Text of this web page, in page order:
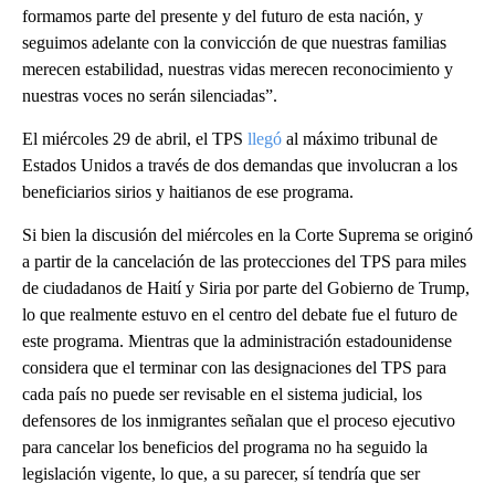
formamos parte del presente y del futuro de esta nación, y
seguimos adelante con la convicción de que nuestras familias
merecen estabilidad, nuestras vidas merecen reconocimiento y
nuestras voces no serán silenciadas”.
El miércoles 29 de abril, el TPS llegó al máximo tribunal de
Estados Unidos a través de dos demandas que involucran a los
beneficiarios sirios y haitianos de ese programa.
Si bien la discusión del miércoles en la Corte Suprema se originó
a partir de la cancelación de las protecciones del TPS para miles
de ciudadanos de Haití y Siria por parte del Gobierno de Trump,
lo que realmente estuvo en el centro del debate fue el futuro de
este programa. Mientras que la administración estadounidense
considera que el terminar con las designaciones del TPS para
cada país no puede ser revisable en el sistema judicial, los
defensores de los inmigrantes señalan que el proceso ejecutivo
para cancelar los beneficios del programa no ha seguido la
legislación vigente, lo que, a su parecer, sí tendría que ser